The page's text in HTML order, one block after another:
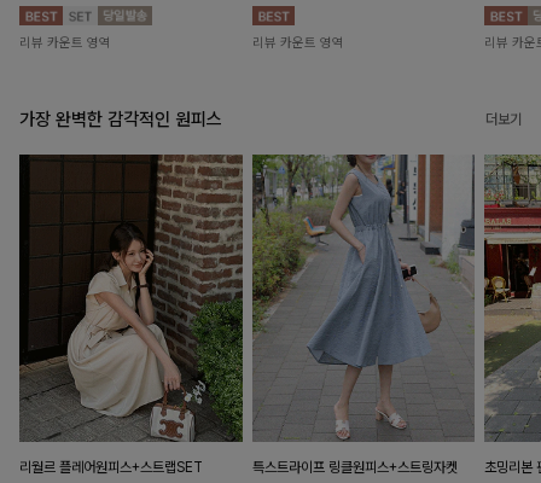
리뷰 카운트 영역 리뷰 카운트 영역 리뷰 카운
가장 완벽한 감각적인 원피스 더보기
리월르 플레어원피스+스트랩SET
특스트라이프 링클원피스+스트링자켓
초밍리본